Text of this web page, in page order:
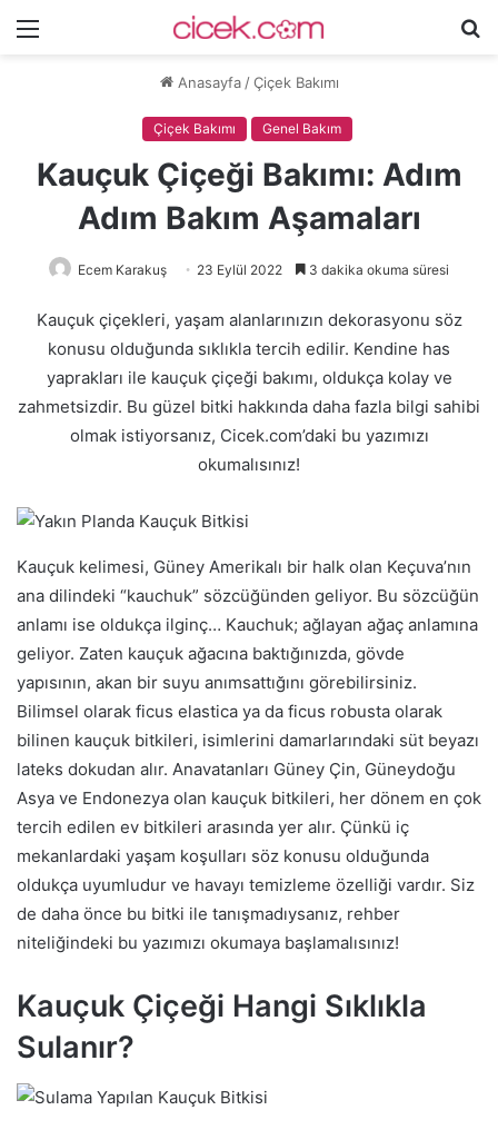
Menü
Anasayfa / Çiçek Bakımı
Çiçek Bakımı Genel Bakım
Kauçuk Çiçeği Bakımı: Adım
Adım Bakım Aşamaları
Ecem Karakuş 23 Eylül 2022 3 dakika okuma süresi
Kauçuk çiçekleri, yaşam alanlarınızın dekorasyonu söz
konusu olduğunda sıklıkla tercih edilir. Kendine has
yaprakları ile kauçuk çiçeği bakımı, oldukça kolay ve
zahmetsizdir. Bu güzel bitki hakkında daha fazla bilgi sahibi
olmak istiyorsanız, Cicek.com’daki bu yazımızı
okumalısınız!
Kauçuk kelimesi, Güney Amerikalı bir halk olan Keçuva’nın
ana dilindeki “kauchuk” sözcüğünden geliyor. Bu sözcüğün
anlamı ise oldukça ilginç… Kauchuk; ağlayan ağaç anlamına
geliyor. Zaten kauçuk ağacına baktığınızda, gövde
yapısının, akan bir suyu anımsattığını görebilirsiniz.
Bilimsel olarak ficus elastica ya da ficus robusta olarak
bilinen kauçuk bitkileri, isimlerini damarlarındaki süt beyazı
lateks dokudan alır. Anavatanları Güney Çin, Güneydoğu
Asya ve Endonezya olan kauçuk bitkileri, her dönem en çok
tercih edilen ev bitkileri arasında yer alır. Çünkü iç
mekanlardaki yaşam koşulları söz konusu olduğunda
oldukça uyumludur ve havayı temizleme özelliği vardır. Siz
de daha önce bu bitki ile tanışmadıysanız, rehber
niteliğindeki bu yazımızı okumaya başlamalısınız!
Kauçuk Çiçeği Hangi Sıklıkla
Sulanır?